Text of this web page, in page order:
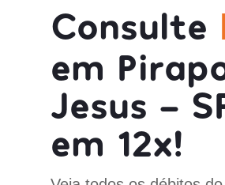
Consulte
em
Jesus -
em 12x!